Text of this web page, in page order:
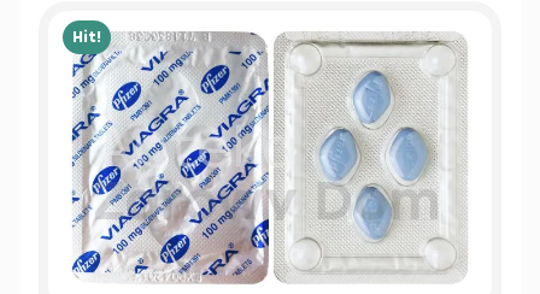
Hit!